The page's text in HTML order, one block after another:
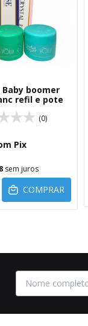
Baby boomer
refil e pote
(0)
Pix
sem juros
COMPRAR